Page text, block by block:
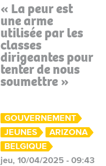
« La peur est
une arme
utilisée par les
classes
dirigeantes pour
tenter de nous
soumettre »
GOUVERNEMENT
JEUNES
ARIZONA
BELGIQUE
jeu, 10/04/2025 - 09:43